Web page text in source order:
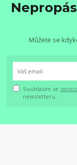
Můžete se
Souhlasím se
newsletteru.